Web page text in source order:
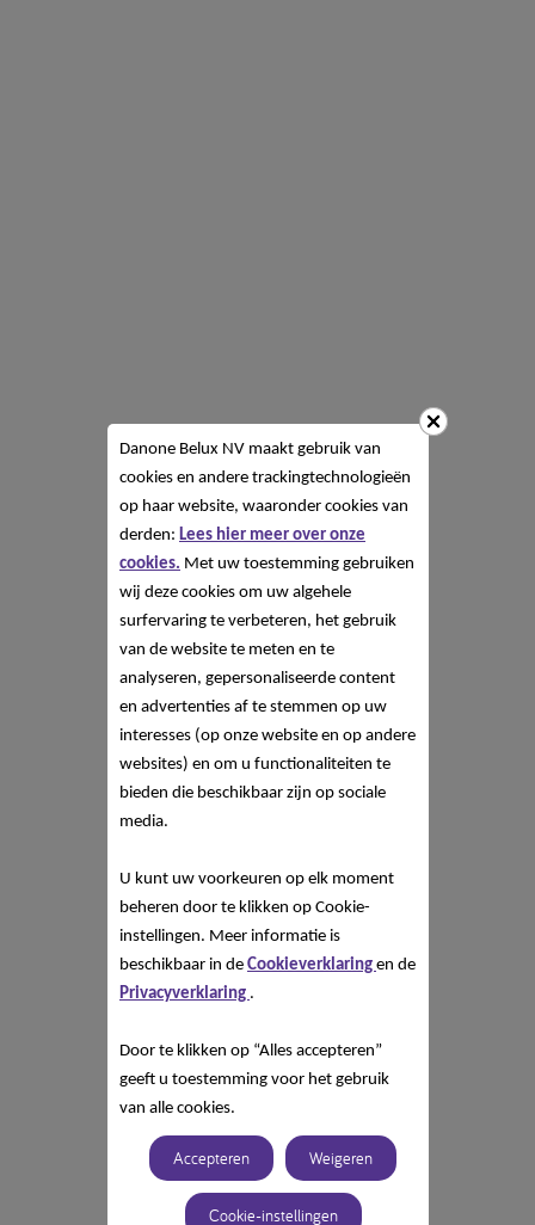
Danone Belux NV maakt gebruik van
cookies en andere trackingtechnologieën
op haar website, waaronder cookies van
derden: Lees hier meer over onze
cookies. Met uw toestemming gebruiken
wij deze cookies om uw algehele
surfervaring te verbeteren, het gebruik
van de website te meten en te
analyseren, gepersonaliseerde content
en advertenties af te stemmen op uw
interesses (op onze website en op andere
websites) en om u functionaliteiten te
bieden die beschikbaar zijn op sociale
media.
U kunt uw voorkeuren op elk moment
beheren door te klikken op Cookie-
instellingen. Meer informatie is
beschikbaar in de Cookieverklaring en de
Privacyverklaring .
Door te klikken op “Alles accepteren”
geeft u toestemming voor het gebruik
van alle cookies.
Accepteren Weigeren
Cookie-instellingen